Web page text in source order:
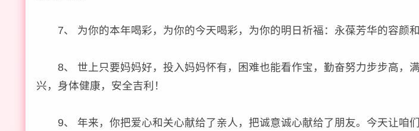
7、 为你的本年喝彩，为你的今天喝彩，为你的明日祈福：永葆芳华的容颜和
8、 世上只要妈妈好，投入妈妈怀有，困难也能看作宝，勤奋努力步步高，
兴，身体健康，安全吉利！
9、 年来，你把爱心和关心献给了亲人，把诚意诚心献给了朋友。今天让咱